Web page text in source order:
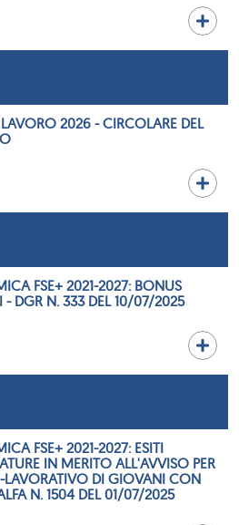
2026 - CIRCOLARE DEL
FSE+ 2021-2027: BONUS
- DGR N. 333 DEL 10/07/2025
FSE+ 2021-2027: ESITI
IN MERITO ALL'AVVISO PER
LAVORATIVO DI GIOVANI CON
N. 1504 DEL 01/07/2025